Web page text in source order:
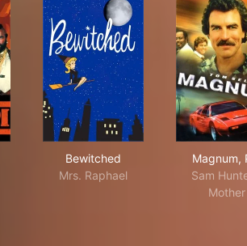
Bewitched
Mrs. Raphael
Magnum,
Sam
Mother